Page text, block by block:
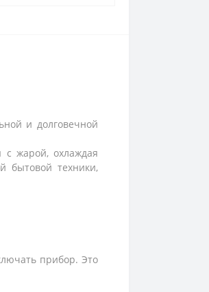
и долговечной
с жарой, охлаждая
бытовой техники,
прибор. Это